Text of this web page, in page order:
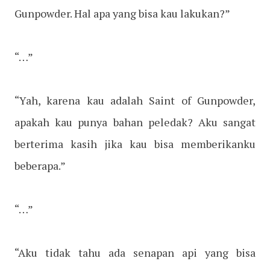
Gunpowder. Hal apa yang bisa kau lakukan?”
“…”
“Yah, karena kau adalah Saint of Gunpowder,
apakah kau punya bahan peledak? Aku sangat
berterima kasih jika kau bisa memberikanku
beberapa.”
“…”
“Aku tidak tahu ada senapan api yang bisa